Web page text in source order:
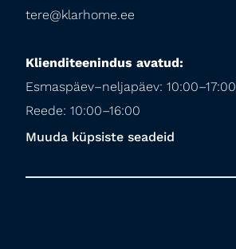
tere@klarhome.ee
Klienditeenindus avatud:
Esmaspäev–neljapäev: 10:00–17:00
Reede: 10:00–16:00
Muuda küpsiste seadeid